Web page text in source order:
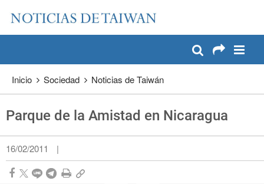
Pase a contenido principal
Inicio Sociedad Noticias de Taiwán
Parque de la Amistad en Nicaragua
16/02/2011 |